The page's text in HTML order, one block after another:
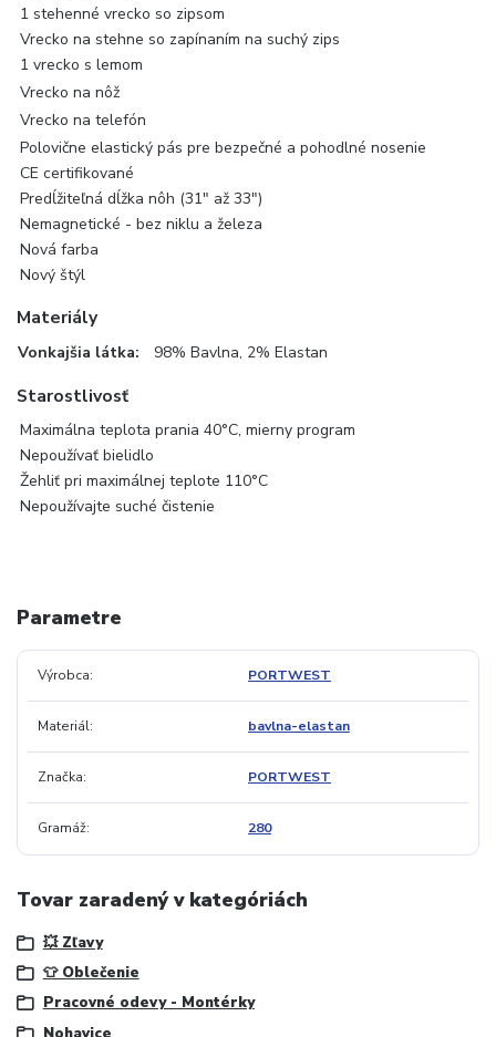
1 stehenné vrecko so zipsom
Vrecko na stehne so zapínaním na suchý zips
1 vrecko s lemom
Vrecko na nôž
Vrecko na telefón
Polovične elastický pás pre bezpečné a pohodlné nosenie
CE certifikované
Predĺžiteľná dĺžka nôh (31" až 33")
Nemagnetické - bez niklu a železa
Nová farba
Nový štýl
Materiály
Vonkajšia látka: 98% Bavlna, 2% Elastan
Starostlivosť
Maximálna teplota prania 40°C, mierny program
Nepoužívať bielidlo
Žehliť pri maximálnej teplote 110°C
Nepoužívajte suché čistenie
Parametre
Výrobca PORTWEST
Materiál bavlna-elastan
Značka PORTWEST
Gramáž 280
Tovar zaradený v kategóriách
💥 Zľavy
👕 Oblečenie
Pracovné odevy - Montérky